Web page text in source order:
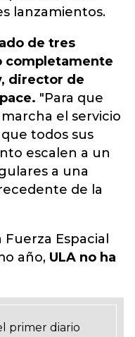
lanzamientos.
de tres
completamente
director de
"Para que
el servicio
todos sus
escalen a un
a una
de la
Espacial
año, ULA no ha
primer diario